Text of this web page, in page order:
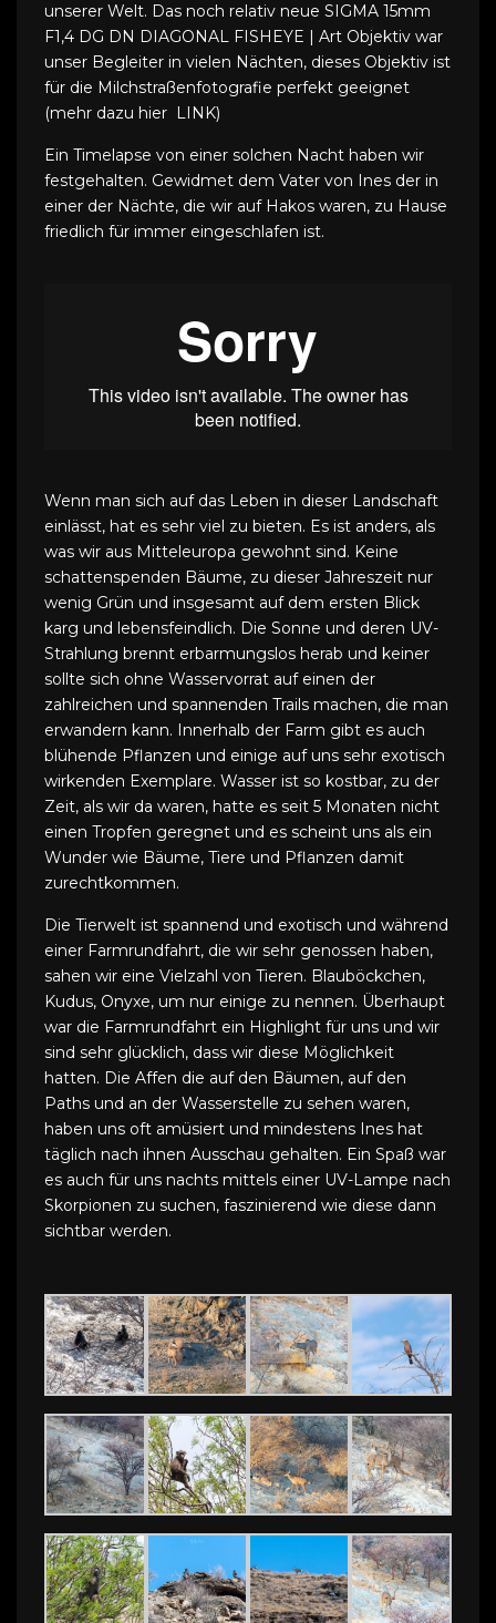
unserer Welt. Das noch relativ neue SIGMA 15mm
F1,4 DG DN DIAGONAL FISHEYE | Art Objektiv war
unser Begleiter in vielen Nächten, dieses Objektiv ist
für die Milchstraßenfotografie perfekt geeignet
(mehr dazu hier LINK)
Ein Timelapse von einer solchen Nacht haben wir
festgehalten. Gewidmet dem Vater von Ines der in
einer der Nächte, die wir auf Hakos waren, zu Hause
friedlich für immer eingeschlafen ist.
Wenn man sich auf das Leben in dieser Landschaft
einlässt, hat es sehr viel zu bieten. Es ist anders, als
was wir aus Mitteleuropa gewohnt sind. Keine
schattenspenden Bäume, zu dieser Jahreszeit nur
wenig Grün und insgesamt auf dem ersten Blick
karg und lebensfeindlich. Die Sonne und deren UV-
Strahlung brennt erbarmungslos herab und keiner
sollte sich ohne Wasservorrat auf einen der
zahlreichen und spannenden Trails machen, die man
erwandern kann. Innerhalb der Farm gibt es auch
blühende Pflanzen und einige auf uns sehr exotisch
wirkenden Exemplare. Wasser ist so kostbar, zu der
Zeit, als wir da waren, hatte es seit 5 Monaten nicht
einen Tropfen geregnet und es scheint uns als ein
Wunder wie Bäume, Tiere und Pflanzen damit
zurechtkommen.
Die Tierwelt ist spannend und exotisch und während
einer Farmrundfahrt, die wir sehr genossen haben,
sahen wir eine Vielzahl von Tieren. Blauböckchen,
Kudus, Onyxe, um nur einige zu nennen. Überhaupt
war die Farmrundfahrt ein Highlight für uns und wir
sind sehr glücklich, dass wir diese Möglichkeit
hatten. Die Affen die auf den Bäumen, auf den
Paths und an der Wasserstelle zu sehen waren,
haben uns oft amüsiert und mindestens Ines hat
täglich nach ihnen Ausschau gehalten. Ein Spaß war
es auch für uns nachts mittels einer UV-Lampe nach
Skorpionen zu suchen, faszinierend wie diese dann
sichtbar werden.